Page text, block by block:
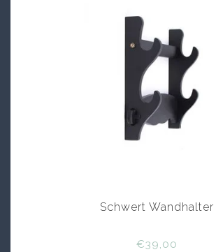
Schwert Wandhalter
€39,00